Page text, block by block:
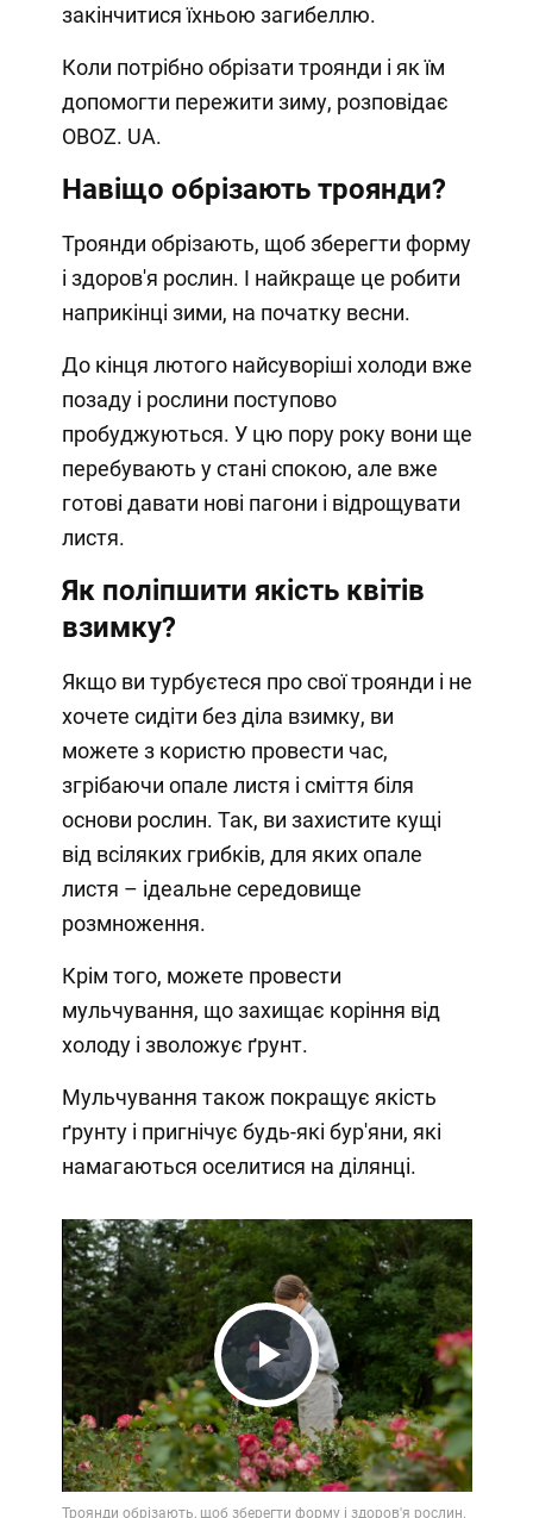
закінчитися їхньою загибеллю.
Коли потрібно обрізати троянди і як їм
допомогти пережити зиму, розповідає
OBOZ. UA.
Навіщо обрізають троянди?
Троянди обрізають, щоб зберегти форму
і здоров'я рослин. І найкраще це робити
наприкінці зими, на початку весни.
До кінця лютого найсуворіші холоди вже
позаду і рослини поступово
пробуджуються. У цю пору року вони ще
перебувають у стані спокою, але вже
готові давати нові пагони і відрощувати
листя.
Як поліпшити якість квітів
взимку?
Якщо ви турбуєтеся про свої троянди і не
хочете сидіти без діла взимку, ви
можете з користю провести час,
згрібаючи опале листя і сміття біля
основи рослин. Так, ви захистите кущі
від всіляких грибків, для яких опале
листя – ідеальне середовище
розмноження.
Крім того, можете провести
мульчування, що захищає коріння від
холоду і зволожує ґрунт.
Мульчування також покращує якість
ґрунту і пригнічує будь-які бур'яни, які
намагаються оселитися на ділянці.
Play
Video